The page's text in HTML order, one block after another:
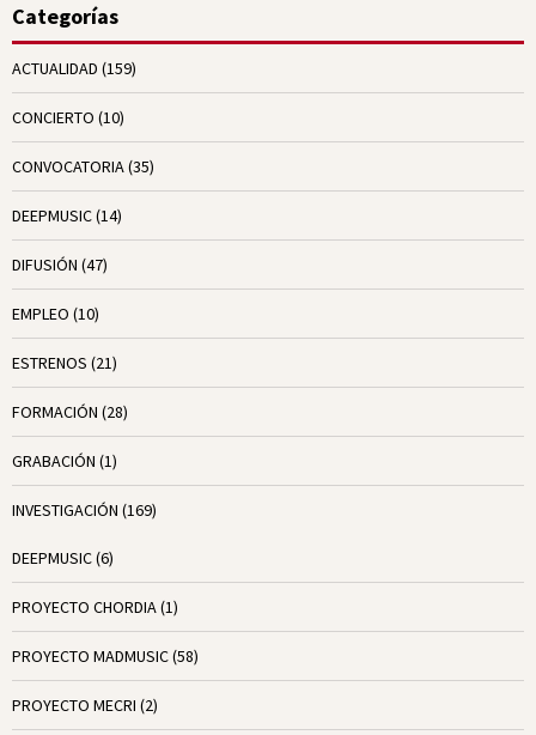
Categorías
ACTUALIDAD (159)
CONCIERTO (10)
CONVOCATORIA(35)
DEEPMUSIC(14)
DIFUSIÓN (47)
EMPLEO (10)
ESTRENOS (21)
FORMACIÓN (28)
GRABACIÓN (1)
INVESTIGACIÓN (169)
DEEPMUSIC(6)
PROYECTO CHORDIA(1)
PROYECTO MADMUSIC(58)
PROYECTO MECRI (2)